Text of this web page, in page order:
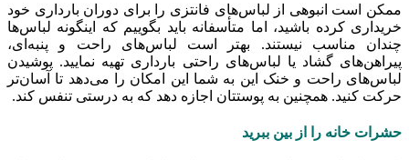
ممکن است انبوهی از لباس‌های فانتزی را برای دوران بارداری خود
خریداری کرده باشید، اما متأسفانه باید بگوییم که اینگونه لباس‌ها
چندان مناسب نیستند. بهتر است لباس‌های راحت و پنبه‌ای،
پیراهن‌های گشاد یا لباس‌های راحتی بارداری تهیه نمایید. پوشیدن
لباس‌های راحت و خنک این به شما این امکان را می‌دهد تا آسان‌تر
حرکت کنید. همچنین به پوستتان اجازه دهد که به درستی تنفس کند.
حشرات خانه را از بین ببرید